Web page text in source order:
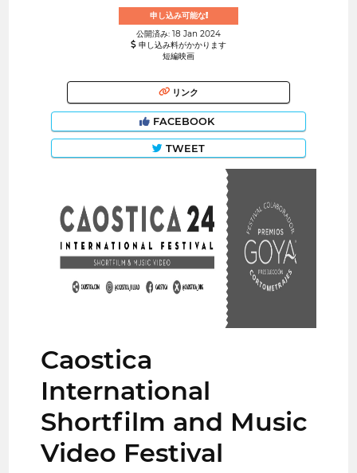
申し込み可能な!
公開済み: 18 Jan 2024
申し込み料がかかります
短編映画
リンク
FACEBOOK
TWEET
Caostica
International
Shortfilm and Music
Video Festival